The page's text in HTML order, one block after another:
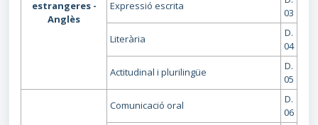
estrangeres -
Anglès
Expressió escrita
03
Literària
D.
04
Actitudinal i plurilingüe
D.
05
Comunicació oral
D.
06